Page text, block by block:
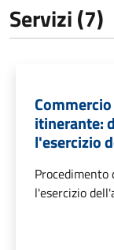
Servizi (7)
itinerante:
l'esercizio
Procedimento
l'esercizio